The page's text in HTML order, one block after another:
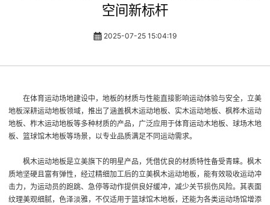
空间新标杆
2025-07-25 15:04:19
在体育运动场地建设中，地板的材质与性能直接影响运动体验与安全，立美
地板深耕运动地板领域，推出了涵盖枫木运动地板、实木运动地板、枫桦木运动
地板、柞木运动地板等多种材质的产品，广泛应用于体育运动木地板、球场木地
板、篮球馆木地板等场景，以专业品质满足不同运动需求。
枫木运动地板是立美旗下的明星产品，凭借优良的材质特性备受青睐。枫木
质地坚硬且富有弹性，经过精细加工后的立美枫木运动地板，能有效吸收运动冲
击力，为运动员的跑跳、急停等动作提供良好缓冲，减少关节损伤风险。其表面
纹理美观细腻，色泽淡雅，不仅适用于篮球馆木地板，还能为各类运动场馆增添